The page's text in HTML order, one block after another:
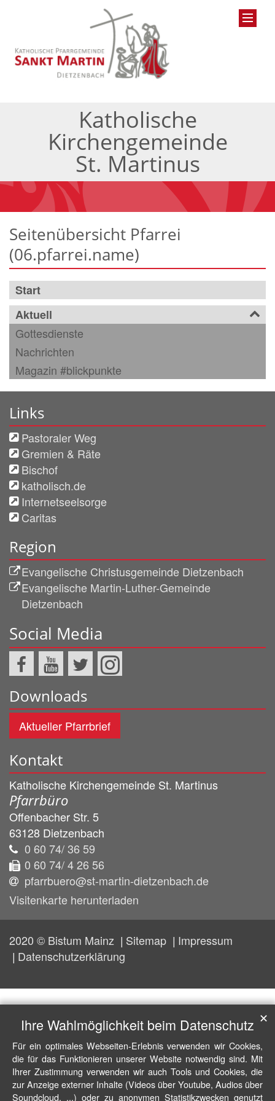
Katholische
Kirchengemeinde
St. Martinus
Seitenübersicht Pfarrei
(06.pfarrei.name)
Start
Aktuell
Gottesdienste
Nachrichten
Magazin #blickpunkte
Links
Pastoraler Weg
Gremien & Räte
Bischof
katholisch.de
Internetseelsorge
Caritas
Region
Evangelische Christusgemeinde Dietzenbach
Evangelische Martin-Luther-Gemeinde
Dietzenbach
Social Media
Downloads
Aktueller Pfarrbrief
Kontakt
Katholische Kirchengemeinde St. Martinus
Pfarrbüro
Offenbacher Str. 5
63128 Dietzenbach
0 60 74/ 36 59
0 60 74/ 4 26 56
pfarrbuero@st-martin-dietzenbach.de
Visitenkarte herunterladen
2020 © Bistum Mainz Sitemap
Impressum
Datenschutzerklärung
Ihre Wahlmöglichkeit beim Datenschutz
Für ein optimales Webseiten-Erlebnis verwenden wir Cookies,
die für das Funktionieren unserer Website notwendig sind. Mit
Ihrer Zustimmung verwenden wir auch Tools und Cookies, die
zur Anzeige externer Inhalte (Videos über Youtube, Audios über
Soundcloud, ...) oder zu anonymen Statistikzwecken genutzt
✕